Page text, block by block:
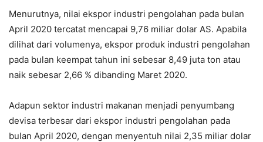
Menurutnya, nilai ekspor industri pengolahan pada bulan
April 2020 tercatat mencapai 9,76 miliar dolar AS. Apabila
dilihat dari volumenya, ekspor produk industri pengolahan
pada bulan keempat tahun ini sebesar 8,49 juta ton atau
naik sebesar 2,66 % dibanding Maret 2020.
Adapun sektor industri makanan menjadi penyumbang
devisa terbesar dari ekspor industri pengolahan pada
bulan April 2020, dengan menyentuh nilai 2,35 miliar dolar